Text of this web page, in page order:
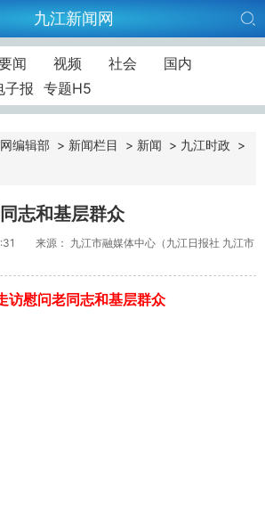
九江新闻网
闻 视频 社会
国内
子报 专题H5
编辑部 > 新闻栏目 > 新闻 > 九江时政 >
志和基层群众
来源： 九江市融媒体中心（九江日报社 九江市
访慰问老同志和基层群众